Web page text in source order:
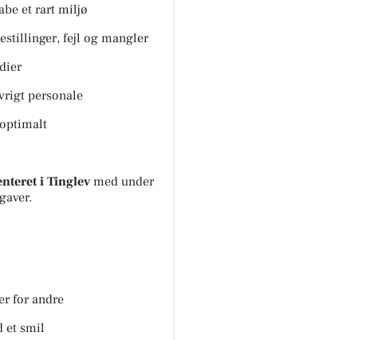
et rart miljø
fejl og mangler
personale
i Tinglevmed under
for andre
et smil